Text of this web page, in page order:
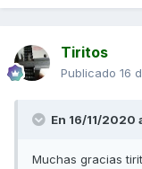
Tiritos
Publicado 16
En 16/11/2020
Muchas gracias